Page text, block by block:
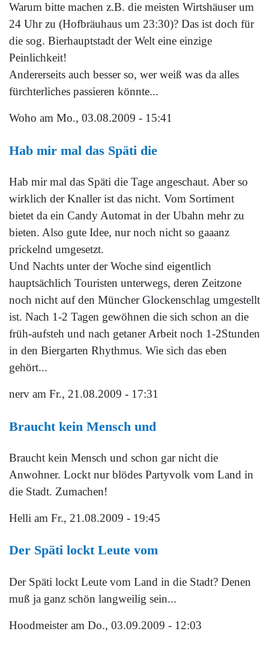
Warum bitte machen z.B. die meisten Wirtshäuser um
24 Uhr zu (Hofbräuhaus um 23:30)? Das ist doch für
die sog. Bierhauptstadt der Welt eine einzige
Peinlichkeit!
Andererseits auch besser so, wer weiß was da alles
fürchterliches passieren könnte...
Woho am Mo., 03.08.2009 - 15:41
Hab mir mal das Späti die
Hab mir mal das Späti die Tage angeschaut. Aber so
wirklich der Knaller ist das nicht. Vom Sortiment
bietet da ein Candy Automat in der Ubahn mehr zu
bieten. Also gute Idee, nur noch nicht so gaaanz
prickelnd umgesetzt.
Und Nachts unter der Woche sind eigentlich
hauptsächlich Touristen unterwegs, deren Zeitzone
noch nicht auf den Müncher Glockenschlag umgestellt
ist. Nach 1-2 Tagen gewöhnen die sich schon an die
früh-aufsteh und nach getaner Arbeit noch 1-2Stunden
in den Biergarten Rhythmus. Wie sich das eben
gehört...
nerv am Fr., 21.08.2009 - 17:31
Braucht kein Mensch und
Braucht kein Mensch und schon gar nicht die
Anwohner. Lockt nur blödes Partyvolk vom Land in
die Stadt. Zumachen!
Helli am Fr., 21.08.2009 - 19:45
Der Späti lockt Leute vom
Der Späti lockt Leute vom Land in die Stadt? Denen
muß ja ganz schön langweilig sein...
Hoodmeisteram Do., 03.09.2009 - 12:03